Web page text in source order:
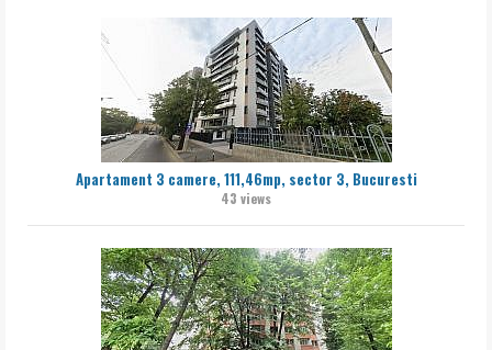
Apartament 3 camere, 111,46mp, sector 3, Bucuresti
43 views